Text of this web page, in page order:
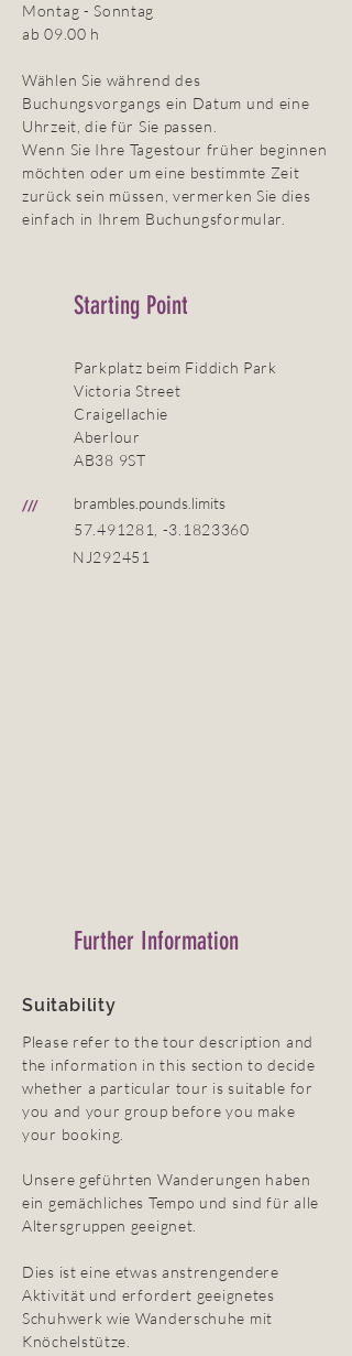
Montag - Sonntag
ab 09.00 h
Wählen Sie während des
Buchungsvorgangs ein Datum und eine
Uhrzeit, die für Sie passen.
Wenn Sie Ihre Tagestour früher beginnen
möchten oder um eine bestimmte Zeit
zurück sein müssen, vermerken Sie dies
einfach in Ihrem Buchungsformular.
Starting Point
Parkplatz beim Fiddich Park
Victoria Street
Craigellachie
Aberlour
AB38 9ST
///
brambles.pounds.limits
57.491281
, -3.1823360
NJ292451
Further Information
Suitability
Please refer to the tour description and
the information in this section to decide
whether a particular tour is suitable for
you and your group before you make
your booking.
Unsere geführten Wanderungen haben
ein gemächliches Tempo und sind für alle
Altersgruppen geeignet.
Dies ist eine etwas anstrengendere
Aktivität und erfordert geeignetes
Schuhwerk wie Wanderschuhe mit
Knöchelstütze.